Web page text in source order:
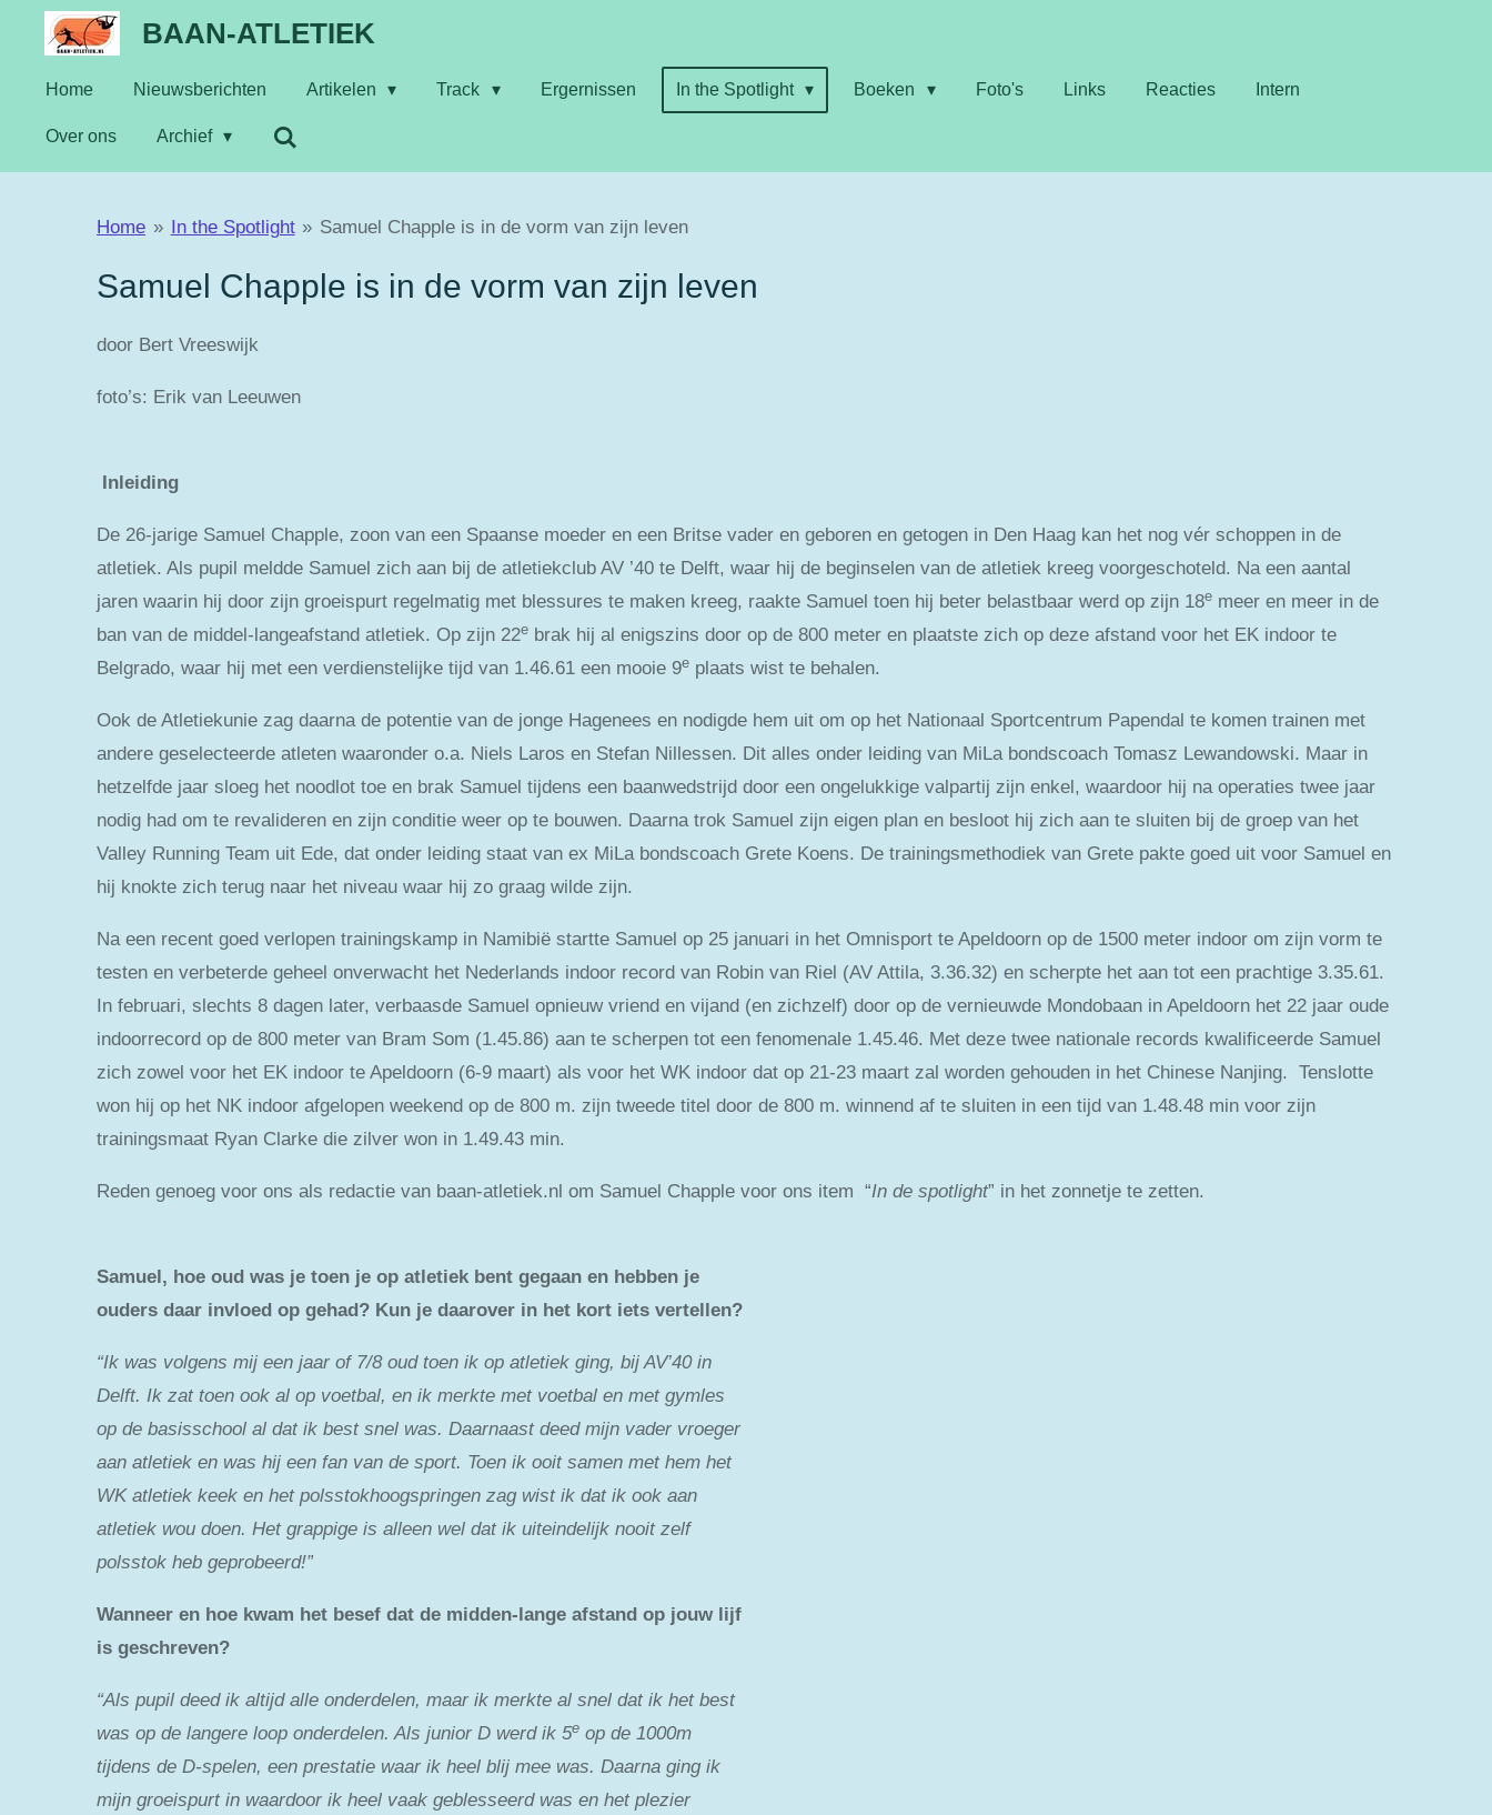
direct
naar
BAAN-ATLETIEK
Home Nieuwsberichten Artikelen Track Ergernissen In the Spotlight Boeken Foto's Links Reacties Intern
Over ons Archief
Home » In the Spotlight » Samuel Chapple is in de vorm van zijn leven
Samuel Chapple is in de vorm van zijn leven
door Bert Vreeswijk
foto’s: Erik van Leeuwen
Inleiding
De 26-jarige Samuel Chapple, zoon van een Spaanse moeder en een Britse vader en geboren en getogen in Den Haag kan het nog vér schoppen in de
atletiek. Als pupil meldde Samuel zich aan bij de atletiekclub AV ’40 te Delft, waar hij de beginselen van de atletiek kreeg voorgeschoteld. Na een aantal
jaren waarin hij door zijn groeispurt regelmatig met blessures te maken kreeg, raakte Samuel toen hij beter belastbaar werd op zijn 18e meer en meer in de
ban van de middel-langeafstand atletiek. Op zijn 22e brak hij al enigszins door op de 800 meter en plaatste zich op deze afstand voor het EK indoor te
Belgrado, waar hij met een verdienstelijke tijd van 1.46.61 een mooie 9e plaats wist te behalen.
Ook de Atletiekunie zag daarna de potentie van de jonge Hagenees en nodigde hem uit om op het Nationaal Sportcentrum Papendal te komen trainen met
andere geselecteerde atleten waaronder o.a. Niels Laros en Stefan Nillessen. Dit alles onder leiding van MiLa bondscoach Tomasz Lewandowski. Maar in
hetzelfde jaar sloeg het noodlot toe en brak Samuel tijdens een baanwedstrijd door een ongelukkige valpartij zijn enkel, waardoor hij na operaties twee jaar
nodig had om te revalideren en zijn conditie weer op te bouwen. Daarna trok Samuel zijn eigen plan en besloot hij zich aan te sluiten bij de groep van het
Valley Running Team uit Ede, dat onder leiding staat van ex MiLa bondscoach Grete Koens. De trainingsmethodiek van Grete pakte goed uit voor Samuel en
hij knokte zich terug naar het niveau waar hij zo graag wilde zijn.
Na een recent goed verlopen trainingskamp in Namibië startte Samuel op 25 januari in het Omnisport te Apeldoorn op de 1500 meter indoor om zijn vorm te
testen en verbeterde geheel onverwacht het Nederlands indoor record van Robin van Riel (AV Attila, 3.36.32) en scherpte het aan tot een prachtige 3.35.61.
In februari, slechts 8 dagen later, verbaasde Samuel opnieuw vriend en vijand (en zichzelf) door op de vernieuwde Mondobaan in Apeldoorn het 22 jaar oude
indoorrecord op de 800 meter van Bram Som (1.45.86) aan te scherpen tot een fenomenale 1.45.46. Met deze twee nationale records kwalificeerde Samuel
zich zowel voor het EK indoor te Apeldoorn (6-9 maart) als voor het WK indoor dat op 21-23 maart zal worden gehouden in het Chinese Nanjing. Tenslotte
won hij op het NK indoor afgelopen weekend op de 800 m. zijn tweede titel door de 800 m. winnend af te sluiten in een tijd van 1.48.48 min voor zijn
trainingsmaat Ryan Clarke die zilver won in 1.49.43 min.
Reden genoeg voor ons als redactie van baan-atletiek.nl om Samuel Chapple voor ons item “In de spotlight” in het zonnetje te zetten.
Samuel, hoe oud was je toen je op atletiek bent gegaan en hebben je
ouders daar invloed op gehad? Kun je daarover in het kort iets vertellen?
“Ik was volgens mij een jaar of 7/8 oud toen ik op atletiek ging, bij AV’40 in
Delft. Ik zat toen ook al op voetbal, en ik merkte met voetbal en met gymles
op de basisschool al dat ik best snel was. Daarnaast deed mijn vader vroeger
aan atletiek en was hij een fan van de sport. Toen ik ooit samen met hem het
WK atletiek keek en het polsstokhoogspringen zag wist ik dat ik ook aan
atletiek wou doen. Het grappige is alleen wel dat ik uiteindelijk nooit zelf
polsstok heb geprobeerd!”
Wanneer en hoe kwam het besef dat de midden-lange afstand op jouw lijf
is geschreven?
“Als pupil deed ik altijd alle onderdelen, maar ik merkte al snel dat ik het best
was op de langere loop onderdelen. Als junior D werd ik 5e op de 1000m
tijdens de D-spelen, een prestatie waar ik heel blij mee was. Daarna ging ik
mijn groeispurt in waardoor ik heel vaak geblesseerd was en het plezier